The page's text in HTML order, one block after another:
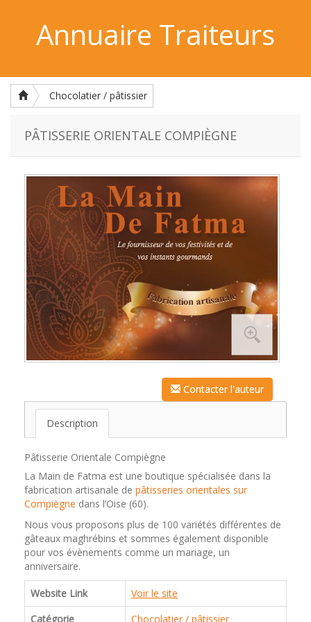
Annuaire Traiteurs
Chocolatier / pâtissier
PÂTISSERIE ORIENTALE COMPIÈGNE
Contacter l'auteur
Description
Pâtisserie Orientale Compiègne
La Main de Fatma est une boutique spécialisée dans la
fabrication artisanale de pâtisseries orientales sur
Compiègne dans l’Oise (60).
Nous vous proposons plus de 100 variétés différentes de
gâteaux maghrébins et sommes également disponible
pour vos évènements comme un mariage, un
anniversaire.
Website Link
Voir le site
Catégorie
Chocolatier / pâtissier